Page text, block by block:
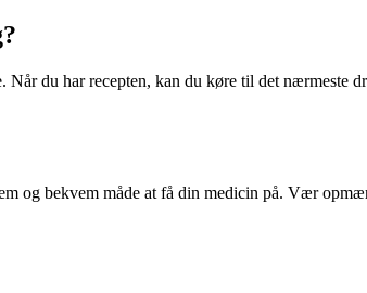
du har recepten, kan du køre til det
og bekvem måde at få din medicin på. Vær